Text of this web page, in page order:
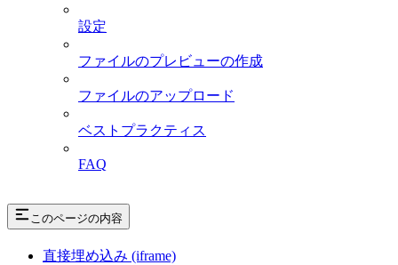
設定
ファイルのプレビューの作成
ファイルのアップロード
ベストプラクティス
FAQ
このページの内容
直接埋め込み (iframe)